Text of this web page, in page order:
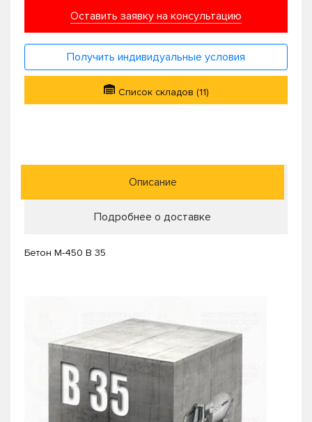
Оставить заявку на консультацию
Получить индивидуальные условия
Список складов (11)
Описание
Подробнее о доставке
Бетон М-450 В 35